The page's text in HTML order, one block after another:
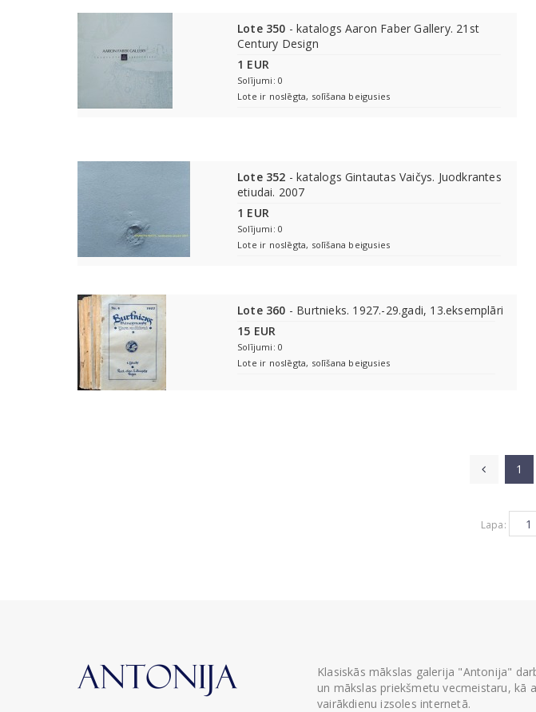
Lote 350 - katalogs Aaron Faber Gallery. 21st
Century Design
1 EUR
Solījumi: 0
Lote ir noslēgta, solīšana beigusies
Lote 352 - katalogs Gintautas Vaičys. Juodkrantes
etiudai. 2007
1 EUR
Solījumi: 0
Lote ir noslēgta, solīšana beigusies
Lote 360 - Burtnieks. 1927.-29.gadi, 13.eksemplāri
15 EUR
Solījumi: 0
Lote ir noslēgta, solīšana beigusies
1
Lapa:
Klasiskās mākslas galerija "Antonija"
un mākslas priekšmetu vecmeistaru, kā
vairākdienu izsoles internetā.